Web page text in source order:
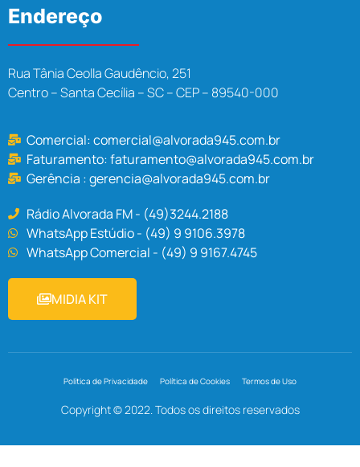
Endereço
Rua Tânia Ceolla Gaudêncio, 251
Centro – Santa Cecília – SC – CEP – 89540-000
Comercial:comercial@alvorada945.com.br
Faturamento:faturamento@alvorada945.com.br
Gerência :gerencia@alvorada945.com.br
Rádio Alvorada FM - (49)3244.2188
WhatsApp Estúdio - (49) 9 9106.3978
WhatsApp Comercial - (49) 9 9167.4745
MIDIA KIT
Política de Privacidade Política de Cookies Termos de Uso
Copyright © 2022. Todos os direitos reservados